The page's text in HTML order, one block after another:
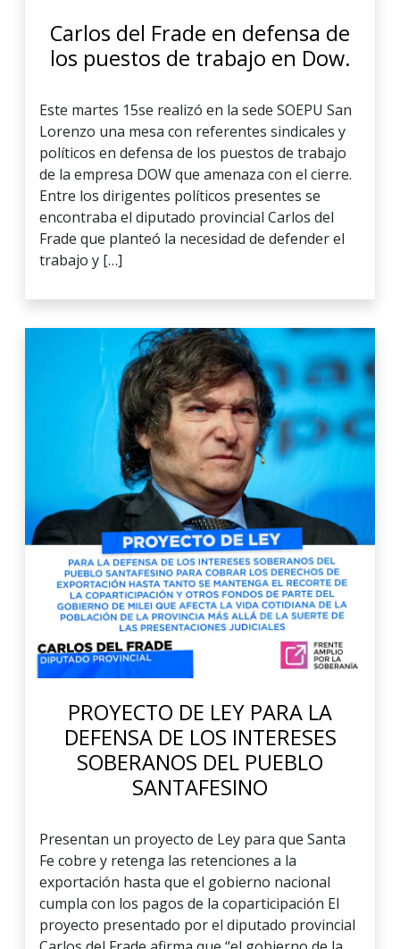
Carlos del Frade en defensa de
los puestos de trabajo en Dow.
Este martes 15se realizó en la sede SOEPU San
Lorenzo una mesa con referentes sindicales y
políticos en defensa de los puestos de trabajo
de la empresa DOW que amenaza con el cierre.
Entre los dirigentes políticos presentes se
encontraba el diputado provincial Carlos del
Frade que planteó la necesidad de defender el
trabajo y […]
PROYECTO DE LEY PARA LA
DEFENSA DE LOS INTERESES
SOBERANOS DEL PUEBLO
SANTAFESINO
Presentan un proyecto de Ley para que Santa
Fe cobre y retenga las retenciones a la
exportación hasta que el gobierno nacional
cumpla con los pagos de la coparticipación El
proyecto presentado por el diputado provincial